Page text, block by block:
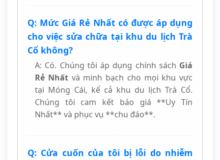
Q: Mức Giá Rẻ Nhất có được áp dụng
cho việc sửa chữa tại khu du lịch Trà
Cổ không?
A: Có. Chúng tôi áp dụng chính sách Giá
Rẻ Nhấtvà minh bạch cho mọi khu vực
tại Móng Cái, kể cả khu du lịch Trà Cổ.
Chúng tôi cam kết báo giá **Uy Tín
Nhất** và phục vụ **chu đáo**.
Q: Cửa cuốn của tôi bị lỗi do nhiễm